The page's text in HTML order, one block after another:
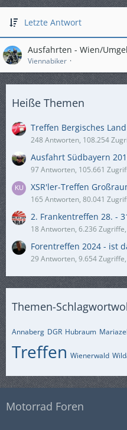
Letzte Antwort
Ausfahrten - Wien/
Viennabiker
Heiße Themen
Treffen Bergisches Land
248 Antworten, 108.254
Ausfahrt Südbayern
97 Antworten, 105.661
XSR'ler-Treffen
165 Antworten, 80.041
2. Frankentreffen 28. -
18 Antworten, 6.236
Forentreffen 2024 - ist
29 Antworten, 9.654
Themen-
Annaberg DGR Hubraum
Treffen Wienerwald
Motorrad Foren